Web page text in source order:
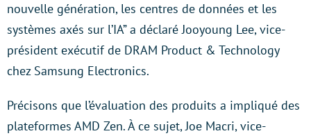
nouvelle génération, les centres de données et les
systèmes axés sur l’IA” a déclaré Jooyoung Lee, vice-
président exécutif de DRAM Product & Technology
chez Samsung Electronics.
Précisons que l’évaluation des produits a impliqué des
plateformes AMD Zen. À ce sujet, Joe Macri, vice-